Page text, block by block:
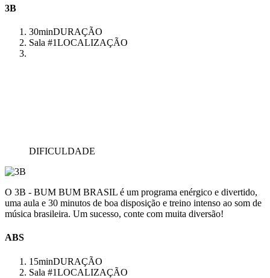
3B
30minDURAÇÃO
Sala #1LOCALIZAÇÃO
DIFICULDADE
O 3B - BUM BUM BRASIL é um programa enérgico e divertido,
uma aula e 30 minutos de boa disposição e treino intenso ao som de
música brasileira. Um sucesso, conte com muita diversão!
ABS
15minDURAÇÃO
Sala #1LOCALIZAÇÃO